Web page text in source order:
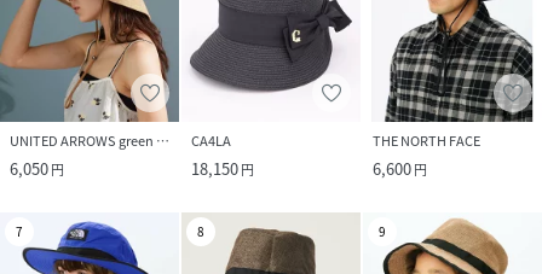
UNITED ARROWS green label relaxing
6,050円
CA4LA
18,150円
THE NORTH FACE
6,600円
7 8 9